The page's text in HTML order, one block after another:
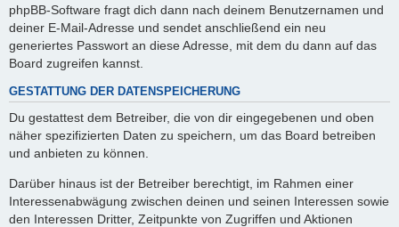
phpBB-Software fragt dich dann nach deinem Benutzernamen und
deiner E-Mail-Adresse und sendet anschließend ein neu
generiertes Passwort an diese Adresse, mit dem du dann auf das
Board zugreifen kannst.
GESTATTUNG DER DATENSPEICHERUNG
Du gestattest dem Betreiber, die von dir eingegebenen und oben
näher spezifizierten Daten zu speichern, um das Board betreiben
und anbieten zu können.
Darüber hinaus ist der Betreiber berechtigt, im Rahmen einer
Interessenabwägung zwischen deinen und seinen Interessen sowie
den Interessen Dritter, Zeitpunkte von Zugriffen und Aktionen